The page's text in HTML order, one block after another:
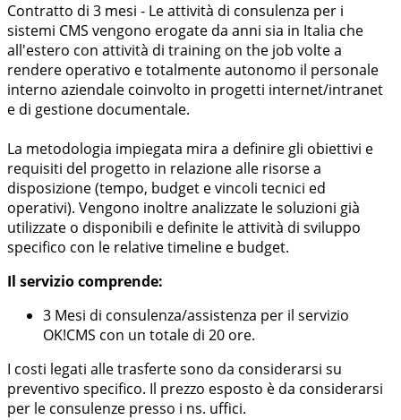
Contratto di 3 mesi - Le attività di consulenza per i
sistemi CMS vengono erogate da anni sia in Italia che
all'estero con attività di training on the job volte a
rendere operativo e totalmente autonomo il personale
interno aziendale coinvolto in progetti internet/intranet
e di gestione documentale.
La metodologia impiegata mira a definire gli obiettivi e
requisiti del progetto in relazione alle risorse a
disposizione (tempo, budget e vincoli tecnici ed
operativi). Vengono inoltre analizzate le soluzioni già
utilizzate o disponibili e definite le attività di sviluppo
specifico con le relative timeline e budget.
Il servizio comprende:
3 Mesi di consulenza/assistenza per il servizio
OK!CMS con un totale di 20 ore.
I costi legati alle trasferte sono da considerarsi su
preventivo specifico. Il prezzo esposto è da considerarsi
per le consulenze presso i ns. uffici.